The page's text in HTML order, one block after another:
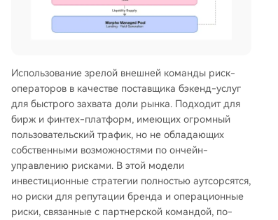
Использование зрелой внешней команды риск-
операторов в качестве поставщика бэкенд-услуг
для быстрого захвата доли рынка. Подходит для
бирж и финтех-платформ, имеющих огромный
пользовательский трафик, но не обладающих
собственными возможностями по ончейн-
управлению рисками. В этой модели
инвестиционные стратегии полностью аутсорсятся,
но риски для репутации бренда и операционные
риски, связанные с партнерской командой, по-